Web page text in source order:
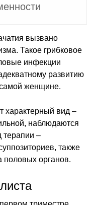
вызвано
Такое грибковое
инфекции
развитию
женщине.
характерный вид –
наблюдаются
терапии –
также
половых органов.